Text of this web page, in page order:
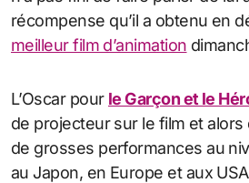
récompense qu’il a obtenu en
meilleur film d’animation
L’Oscar pour le Garçon et le
de projecteur sur le film et alors
de grosses performances au
au Japon, en Europe et aux